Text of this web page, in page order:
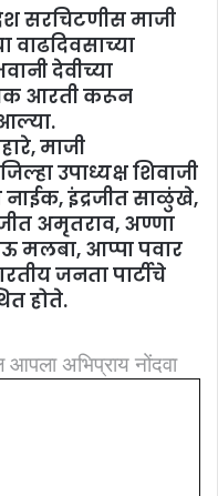
सरचिटणीस माजी
वाढदिवसाच्या
देवीच्या
आरती करून
माजी
उपाध्यक्ष शिवाजी
नाईक, इंद्रजीत साळुंखे,
अमृतराव, अण्णा
मलबा, आप्पा पवार
जनता पार्टीचे
होते.
आपला अभिप्राय नोंदवा